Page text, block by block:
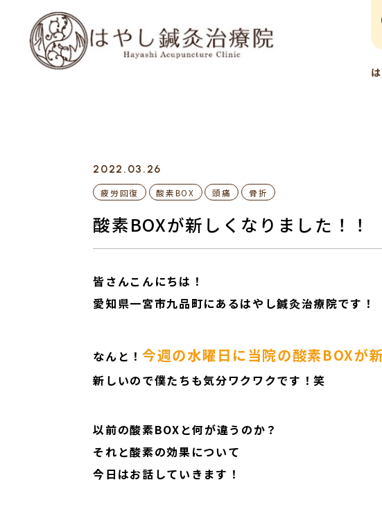
2022.03.26
疲労回復 酸素BOX 頭痛 骨折
酸素BOXが新しくなりました！！
皆さんこんにちは！
愛知県一宮市九品町にあるはやし鍼灸治療院です！
なんと！今週の水曜日に当院の酸素BOXが
新しいので僕たちも気分ワクワクです！笑
以前の酸素BOXと何が違うのか？
それと酸素の効果について
今日はお話していきます！